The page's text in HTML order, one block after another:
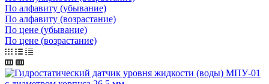
По алфавиту (убывание)
По алфавиту (возрастание)
По цене (убывание)
По цене (возрастание)